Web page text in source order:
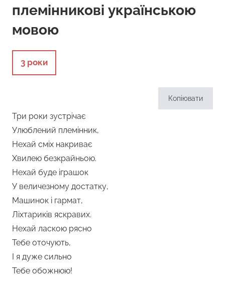
племінникові українською
мовою
3 роки
Копіювати
Три роки зустрічає
Улюблений племінник,
Нехай сміх накриває
Хвилею безкрайньою.
Нехай буде іграшок
У величезному достатку,
Машинок і гармат,
Ліхтариків яскравих.
Нехай ласкою рясно
Тебе оточують,
І я дуже сильно
Тебе обожнюю!